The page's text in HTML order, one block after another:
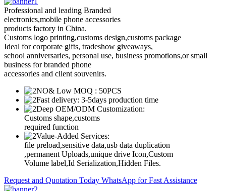
Professional and leading Branded
electronics,mobile phone accessories
products factory in China.
Customs logo printing,customs design,customs package
Ideal for corporate gifts, tradeshow giveaways,
school anniversaries, personal use, business promotions,or small
business for branded phone
accessories and client souvenirs.
NO& Low MOQ : 50PCS
Fast delivery: 3-5days production time
Deep OEM/ODM Customization:
Customs shape,customs
required function
Value-Added Services:
file preload,sensitive data,usb data duplication
,permanent Uploads,unique drive Icon,Custom
Volume label,Id Serialization,Hidden Files.
Request and Quotation Today WhatsApp for Fast Assistance